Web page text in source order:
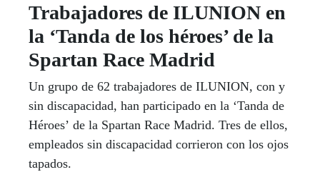
Trabajadores de ILUNION en
la ‘Tanda de los héroes’ de la
Spartan Race Madrid
Un grupo de 62 trabajadores de ILUNION, con y
sin discapacidad, han participado en la ‘Tanda de
Héroes’ de la Spartan Race Madrid. Tres de ellos,
empleados sin discapacidad corrieron con los ojos
tapados.